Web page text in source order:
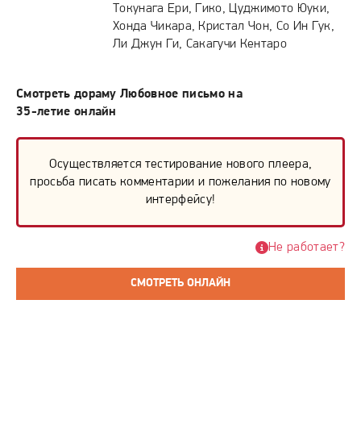
Токунага Ери, Гико, Цуджимото Юуки,
Хонда Чикара, Кристал Чон, Со Ин Гук,
Ли Джун Ги, Сакагучи Кентаро
Смотреть дораму Любовное письмо на
35-летие онлайн
Осуществляется тестирование нового плеера,
просьба писать комментарии и пожелания по новому
интерфейсу!
СМОТРЕТЬ ОНЛАЙН
Не работает?